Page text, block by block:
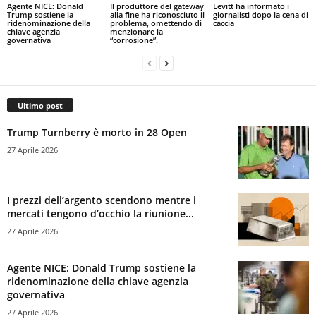
Agente NICE: Donald
Trump sostiene la
ridenominazione della
chiave agenzia
governativa
Il produttore del gateway
alla fine ha riconosciuto il
problema, omettendo di
menzionare la
“corrosione”.
Levitt ha informato i
giornalisti dopo la cena di
caccia
Ultimo post
Trump Turnberry è morto in 28 Open
27 Aprile 2026
I prezzi dell’argento scendono mentre i
mercati tengono d’occhio la riunione...
27 Aprile 2026
Agente NICE: Donald Trump sostiene la
ridenominazione della chiave agenzia
governativa
27 Aprile 2026